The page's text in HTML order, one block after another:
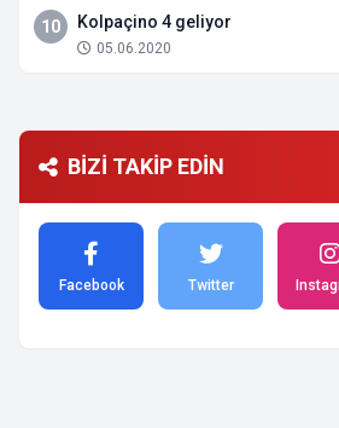
10 Kolpaçino 4 geliyor
05.06.2020
BİZİ TAKİP EDİN
Facebook Twitter